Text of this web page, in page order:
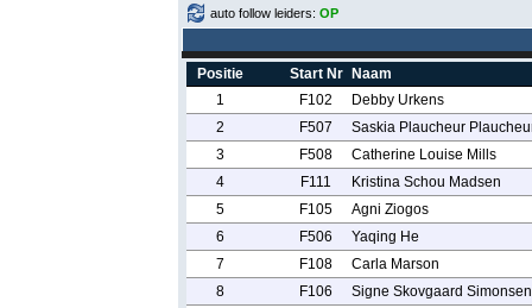
auto follow leiders: OP
Positie Start Nr
Naam
1
F102
Debby Urkens
2
F507
Saskia Plaucheur
3
F508
Catherine Louise Mills
4
F111
Kristina Schou Madsen
5
F105
Agni Ziogos
6
F506
Yaqing He
7
F108
Carla Marson
8
F106 Signe Skovgaard Simonsen